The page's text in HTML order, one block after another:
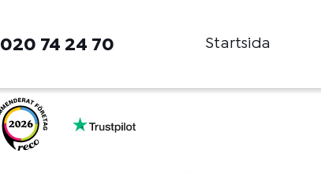
020 74 24 70 Startsida